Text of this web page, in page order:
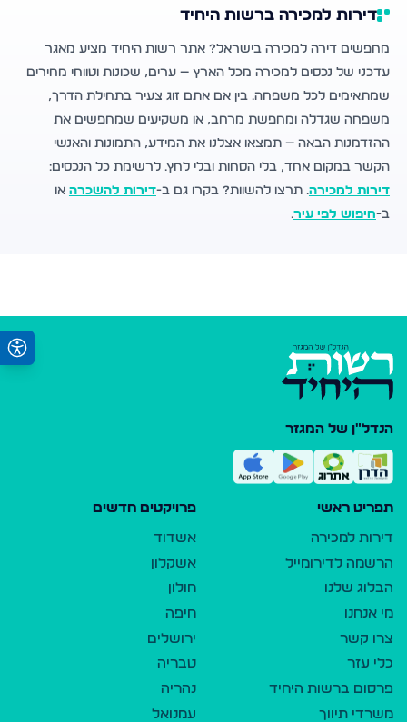
דירות למכירה ברשות היחיד
מחפשים דירה למכירה בישראל? אתר רשות היחיד מציע מאגר
עדכני של נכסים למכירה מכל הארץ — ערים, שכונות וטווחי מחירים
שמתאימים לכל משפחה. בין אם אתם זוג צעיר בתחילת הדרך,
משפחה שגדלה ומחפשת מרחב, או משקיעים שמחפשים את
ההזדמנות הבאה — תמצאו אצלנו את המידע, התמונות והאנשי
הקשר במקום אחד, בלי הסחות ובלי לחץ. לרשימת כל הנכסים:
דירות למכירה. תרצו להשוות? בקרו גם ב-דירות להשכרה או
ב-חיפוש לפי עיר.
הנדל"ן של המגזר
תפריט ראשי
דירות למכירה
הרשמה לדירומייל
הבלוג שלנו
מי אנחנו
צרו קשר
כלי עזר
פרסום ברשות היחיד
משרדי תיווך
פרויקטים חדשים
אשדוד
אשקלון
חולון
חיפה
ירושלים
טבריה
נהריה
עמנואל